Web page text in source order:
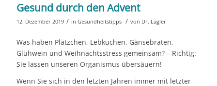
Gesund durch den Advent
12. Dezember 2019 / in Gesundheitstipps / von Dr. Lagler
Was haben Plätzchen, Lebkuchen, Gänsebraten,
Glühwein und Weihnachtsstress gemeinsam? – Richtig:
Sie lassen unseren Organismus übersäuern!
Wenn Sie sich in den letzten Jahren immer mit letzter